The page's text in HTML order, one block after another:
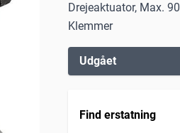
Drejeaktuator, Max.
Klemmer
Udgået
Find erstatning